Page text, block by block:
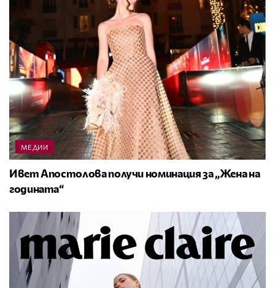
МЕДИИ
Ивет Апостолова получи номинация за „Жена на
годината“